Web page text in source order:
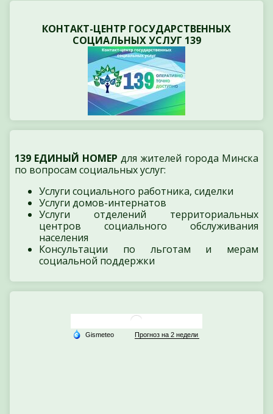
КОНТАКТ-ЦЕНТР ГОСУДАРСТВЕННЫХ
СОЦИАЛЬНЫХ УСЛУГ 139
139 ЕДИНЫЙ НОМЕР для жителей города Минска
по вопросам социальных услуг:
Услуги социального работника, сиделки
Услуги домов-интернатов
Услуги отделений территориальных
центров социального обслуживания
населения
Консультации по льготам и мерам
социальной поддержки